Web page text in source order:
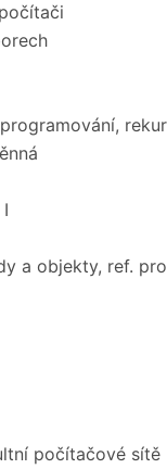
a objekty, ref.
počítačové sítě